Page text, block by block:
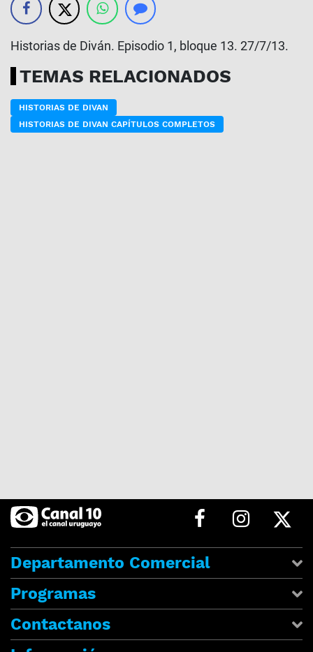
Historias de Diván. Episodio 1, bloque 13. 27/7/13.
TEMAS RELACIONADOS
HISTORIAS DE DIVAN
HISTORIAS DE DIVAN CAPÍTULOS COMPLETOS
Departamento Comercial
Programas
Contactanos